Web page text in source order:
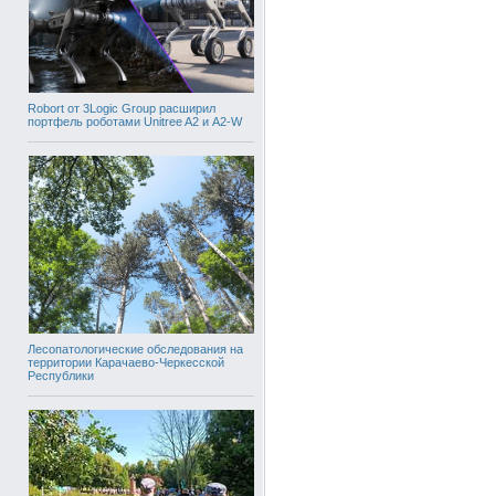
Robort от 3Logic Group расширил
портфель роботами Unitree A2 и A2-W
Лесопатологические обследования на
территории Карачаево-Черкесской
Республики